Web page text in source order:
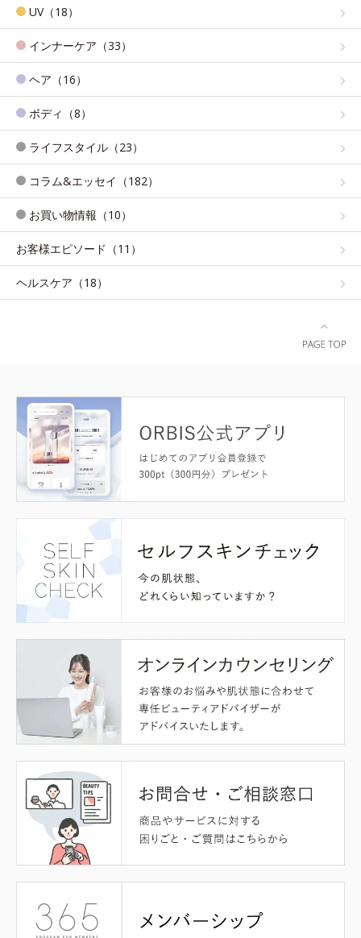
UV（18）
インナーケア（33）
ヘア（16）
ボディ（8）
ライフスタイル（23）
コラム&エッセイ（182）
お買い物情報（10）
お客様エピソード（11）
ヘルスケア（18）